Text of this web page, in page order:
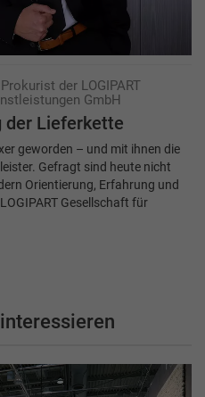
der LOGIPART
GmbH
der Lieferkette
geworden – und mit ihnen die
Gefragt sind heute nicht
Orientierung, Erfahrung und
Gesellschaft für